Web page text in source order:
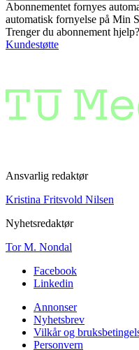
Abonnementet fornyes
automatisk fornyelse på Min
Trenger du abonnement
Kundestøtte
Ansvarlig redaktør
Kristina Fritsvold Nilsen
Nyhetsredaktør
Tor M. Nondal
Facebook
Linkedin
Annonser
Nyhetsbrev
Vilkår og
Personvern